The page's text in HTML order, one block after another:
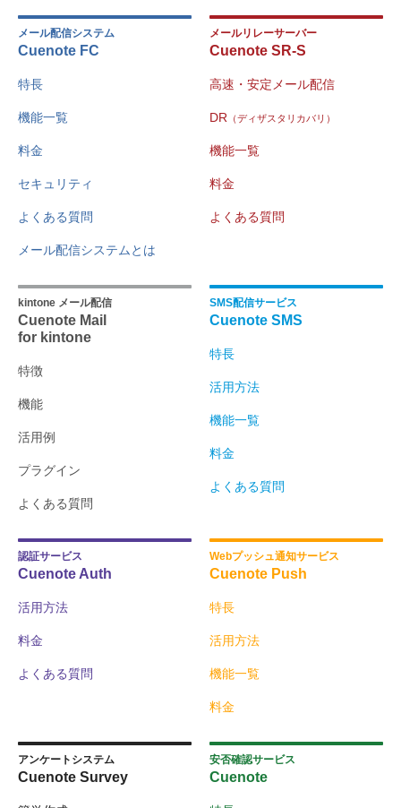
メール配信システム
Cuenote FC
特長
機能一覧
料金
セキュリティ
よくある質問
メール配信システムとは
メールリレーサーバー
Cuenote SR-S
高速・安定メール配信
DR （ディザスタリカバリ）
機能一覧
料金
よくある質問
kintone メール配信
Cuenote Mail
for kintone
特徴
機能
活用例
プラグイン
よくある質問
SMS配信サービス
Cuenote SMS
特長
活用方法
機能一覧
料金
よくある質問
認証サービス
Cuenote Auth
活用方法
料金
よくある質問
Webプッシュ通知サービス
Cuenote Push
特長
活用方法
機能一覧
料金
アンケートシステム
Cuenote Survey
安否確認サービス
Cuenote